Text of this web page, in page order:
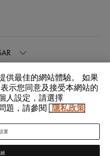
供最佳的網站體驗。 如果
示您同意及接受本網站的
人設定，請選擇
題，請參閱
隱私政策
置